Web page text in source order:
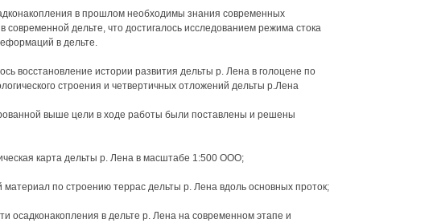
в прошлом необходимы знания современных
современной дельте, что достигалось исследованием режима стока
в дельте.
восстановление истории развития дельты р. Лена в голоцене по
строения и четвертичных отложений дельты р.Лена
выше цели в ходе работы были поставлены и решены
карта дельты р. Лена в масштабе 1:500 ООО;
по строению террас дельты р. Лена вдоль основных проток;
осадконакопления в дельте р. Лена на современном этапе и